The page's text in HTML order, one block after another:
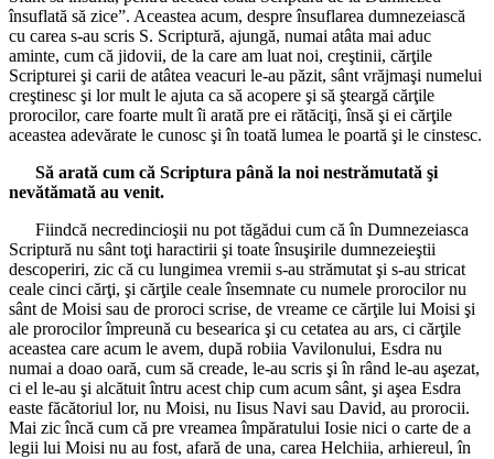
însuflată să zice”. Aceastea acum, despre însuflarea dumnezeiască
cu carea s-au scris S. Scriptură, ajungă, numai atâta mai aduc
aminte, cum că jidovii, de la care am luat noi, creştinii, cărţile
Scripturei şi carii de atâtea veacuri le-au păzit, sânt vrăjmaşi numelui
creştinesc şi lor mult le ajuta ca să acopere şi să şteargă cărţile
prorocilor, care foarte mult îi arată pre ei rătăciţi, însă şi ei cărţile
aceastea adevărate le cunosc şi în toată lumea le poartă şi le cinstesc.
Să arată cum că Scriptura până la noi nestrămutată şi
nevătămată au venit.
Fiindcă necredincioşii nu pot tăgădui cum că în Dumnezeiasca
Scriptură nu sânt toţi haractirii şi toate însuşirile dumnezeieştii
descoperiri, zic că cu lungimea vremii s-au strămutat şi s-au stricat
ceale cinci cărţi, şi cărţile ceale însemnate cu numele prorocilor nu
sânt de Moisi sau de proroci scrise, de vreame ce cărţile lui Moisi şi
ale prorocilor împreună cu besearica şi cu cetatea au ars, ci cărţile
aceastea care acum le avem, după robiia Vavilonului, Esdra nu
numai a doao oară, cum să creade, le-au scris şi în rând le-au aşezat,
ci el le-au şi alcătuit întru acest chip cum acum sânt, şi aşea Esdra
easte făcătoriul lor, nu Moisi, nu Iisus Navi sau David, au prorocii.
Mai zic încă cum că pre vreamea împăratului Iosie nici o carte de a
legii lui Moisi nu au fost, afară de una, carea Helchiia, arhiereul, în